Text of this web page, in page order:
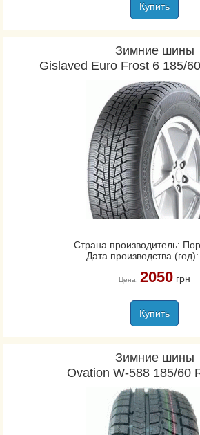
Купить
Зимние шины
Gislaved Euro Frost 6 185/
Страна производитель:
Дата производства
Цена: 2050грн
Купить
Зимние шины
Ovation W-588 185/60